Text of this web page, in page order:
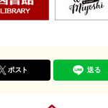
ポスト 送る